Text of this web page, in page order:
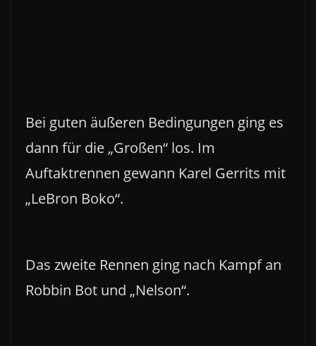
Bei guten äußeren Bedingungen ging es
dann für die „Großen“ los. Im
Auftaktrennen gewann Karel Gerrits mit
„LeBron Boko“.
Das zweite Rennen ging nach Kampf an
Robbin Bot und „Nelson“.